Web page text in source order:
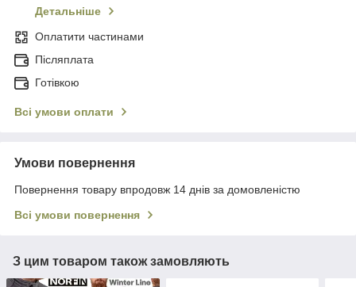
Детальніше
Оплатити частинами
Післяплата
Готівкою
Всі умови оплати
Умови повернення
Повернення товару впродовж 14 днів за домовленістю
Всі умови повернення
З цим товаром також замовляють